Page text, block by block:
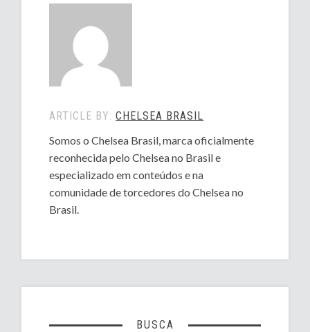
ARTICLE BY:CHELSEA BRASIL
Somos o Chelsea Brasil, marca oficialmente
reconhecida pelo Chelsea no Brasil e
especializado em conteúdos e na
comunidade de torcedores do Chelsea no
Brasil.
BUSCA